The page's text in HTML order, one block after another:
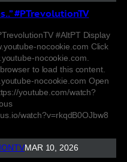
#PTrevolutionTV
#AltPT Display
nocookie.com Click
nocookie.com.
to load this content.
nocookie.com Open
youtube.com/watch?
watch?v=rkqdB0OJbw8
MAR 10, 2026